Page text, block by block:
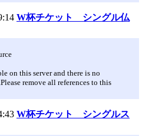
W杯チケット シングル仏
on this server and there is no
remove all references to this
W杯チケット シングルス